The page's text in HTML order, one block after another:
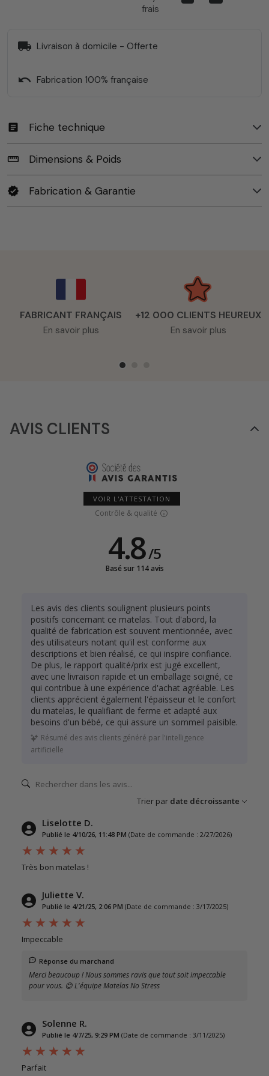
frais
local_shipping Livraison à domicile - Offerte
undo Fabrication 100% française
article Fiche technique
straighten Dimensions & Poids
verified Fabrication & Garantie
FABRICANT FRANÇAIS
En savoir plus
+12 000 CLIENTS HEUREUX
En savoir plus
AVIS CLIENTS
VOIR L'ATTESTATION
Contrôle & qualité
4.8/5
Basé sur 114 avis
Les avis des clients soulignent plusieurs points
positifs concernant ce matelas. Tout d'abord, la
qualité de fabrication est souvent mentionnée, avec
des utilisateurs notant qu'il est conforme aux
descriptions et bien réalisé, ce qui inspire confiance.
De plus, le rapport qualité/prix est jugé excellent,
avec une livraison rapide et un emballage soigné, ce
qui contribue à une expérience d'achat agréable. Les
clients apprécient également l'épaisseur et le confort
du matelas, le qualifiant de ferme et adapté aux
besoins d'un bébé, ce qui assure un sommeil paisible.
Résumé des avis clients généré par l'intelligence
artificielle
Trier par date décroissante
Liselotte D.
Publié le 4/10/26, 11:48 PM (Date de commande : 2/27/2026)
Très bon matelas !
Juliette V.
Publié le 4/21/25, 2:06 PM (Date de commande : 3/17/2025)
Impeccable
Réponse du marchand
Merci beaucoup ! Nous sommes ravis que tout soit impeccable
pour vous. 😊 L'équipe Matelas No Stress
Solenne R.
Publié le 4/7/25, 9:29 PM (Date de commande : 3/11/2025)
Parfait